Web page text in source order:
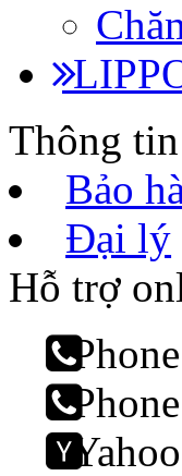
Thông tin
Bảo
Đại lý
Hỗ trợ